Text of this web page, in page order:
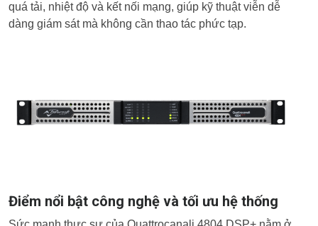
quá tải, nhiệt độ và kết nối mạng, giúp kỹ thuật viễn dễ
dàng giám sát mà không cần thao tác phức tạp.
Điểm nổi bật công nghệ và tối ưu hệ thống